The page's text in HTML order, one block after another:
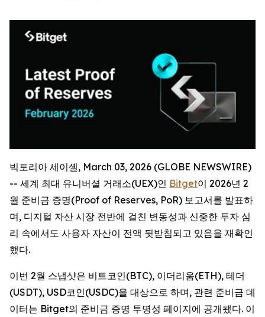
빅토리아 세이셸, March 03, 2026 (GLOBE NEWSWIRE)
-- 세계 최대 유니버셜 거래소(UEX)인 Bitget이 2026년 2
월 준비금 증명(Proof of Reserves, PoR) 보고서를 발표하
며, 디지털 자산 시장 전반에 걸친 변동성과 신중한 투자 심
리 속에서도 사용자 자산이 전액 뒷받침되고 있음을 재확인
했다.
이번 2월 스냅샷은 비트코인(BTC), 이더리움(ETH), 테더
(USDT), USD코인(USDC)을 대상으로 하며, 관련 준비금 데
이터는 Bitget의 준비금 증명 투명성 페이지에 공개됐다. 이